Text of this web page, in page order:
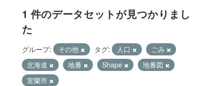
1 件のデータセットが見つかりまし
た
グループ: その他 タグ: 人口
ごみ
北海道
地番 Shape
地番図
室蘭市